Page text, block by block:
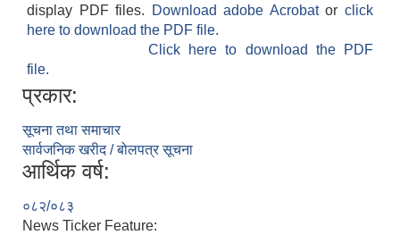
display PDF files.
Download adobe Acrobatorclick
here to download the PDF file.
Click here to download the PDF
file.
प्रकार:
सूचना तथा समाचार
सार्वजनिक खरीद / बोलपत्र सूचना
आर्थिक वर्ष:
०८२/०८३
News Ticker Feature: